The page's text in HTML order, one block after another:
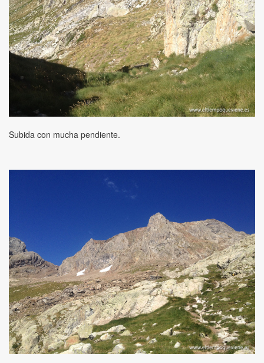
Subida con mucha pendiente.